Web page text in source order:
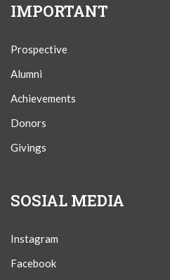
IMPORTANT
Prospective
Alumni
Achievements
Donors
Givings
SOSIAL MEDIA
Instagram
Facebook